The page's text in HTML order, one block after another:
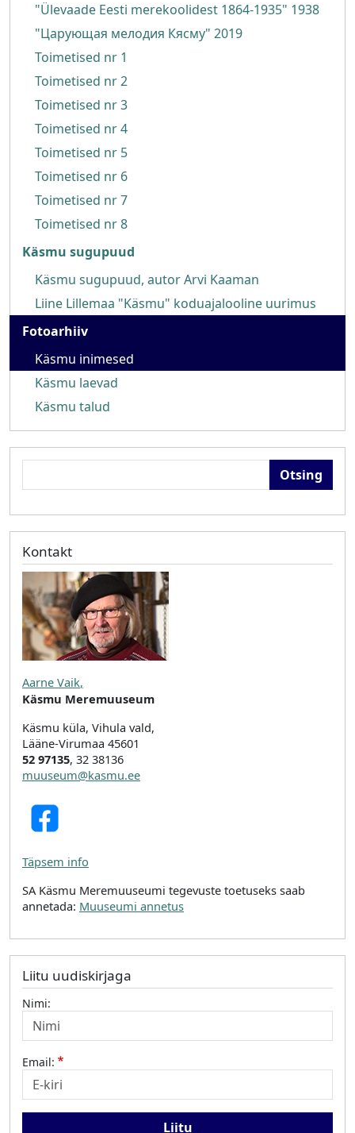
"Ülevaade Eesti merekoolidest 1864-1935" 1938
"Царующая мелодия Кясму" 2019
Toimetised nr 1
Toimetised nr 2
Toimetised nr 3
Toimetised nr 4
Toimetised nr 5
Toimetised nr 6
Toimetised nr 7
Toimetised nr 8
Käsmu sugupuud
Käsmu sugupuud, autor Arvi Kaaman
Liine Lillemaa "Käsmu" koduajalooline uurimus
Fotoarhiiv
Käsmu inimesed
Käsmu laevad
Käsmu talud
Kontakt
Aarne Vaik,
Käsmu Meremuuseum
Käsmu küla, Vihula vald,
Lääne-Virumaa 45601
52 97135, 32 38136
muuseum@kasmu.ee
Täpsem info
SA Käsmu Meremuuseumi tegevuste toetuseks saab
annetada: Muuseumi annetus
Liitu uudiskirjaga
Nimi:
Email: